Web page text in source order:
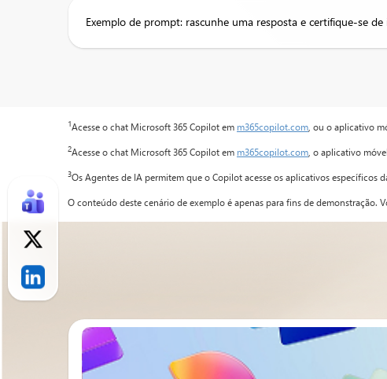
Exemplo de prompt: rascunhe uma resposta e certifique-se
1Acesse o chat Microsoft 365 Copilot em m365copilot.com , ou o aplicativo
2Acesse o chat Microsoft 365 Copilot em m365copilot.com , o aplicativo
3Os Agentes de IA permitem que o Copilot acesse os aplicativos específicos
O conteúdo deste cenário de exemplo é apenas para fins de demonstração.